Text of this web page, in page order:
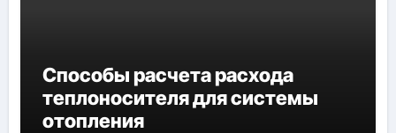
Способы расчета расхода
теплоносителя для системы
отопления